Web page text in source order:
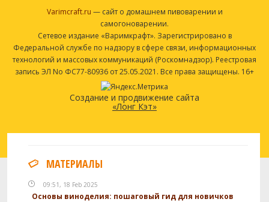
Varimcraft.ru — сайт о домашнем пивоварении и
самогоноварении.
Сетевое издание «Варимкрафт». Зарегистрировано в
Федеральной службе по надзору в сфере связи, информационных
технологий и массовых коммуникаций (Роскомнадзор). Реестровая
запись ЭЛ No ФС77-80936 от 25.05.2021. Все права защищены. 16+
Создание и продвижение сайта
«Лонг Кэт»
МАТЕРИАЛЫ
09:51, 18 Feb 2025
Основы виноделия: пошаговый гид для новичков